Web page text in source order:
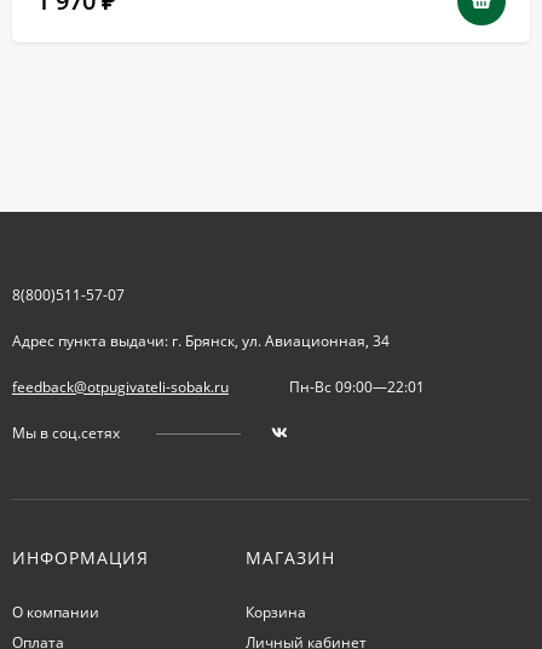
8(800)511-57-07
Адрес пункта выдачи: г. Брянск, ул. Авиационная, 34
feedback@otpugivateli-sobak.ru Пн-Вс 09:00—22:01
Мы в соц.сетях
ИНФОРМАЦИЯ
О компании
Оплата
МАГАЗИН
Корзина
Личный кабинет